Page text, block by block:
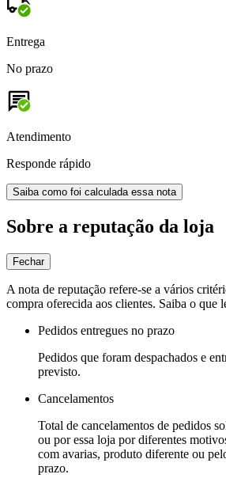
Entrega
No prazo
Atendimento
Responde rápido
Saiba como foi calculada essa nota
Sobre a reputação da loja
Fechar
A nota de reputação refere-se a vários
compra oferecida aos clientes. Saiba o que
Pedidos entregues no prazo
Pedidos que foram despachados e
previsto.
Cancelamentos
Total de cancelamentos de pedidos
ou por essa loja por diferentes
com avarias, produto diferente ou
prazo.